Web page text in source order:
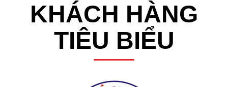
KHÁCH HÀNG
TIÊU BIỂU